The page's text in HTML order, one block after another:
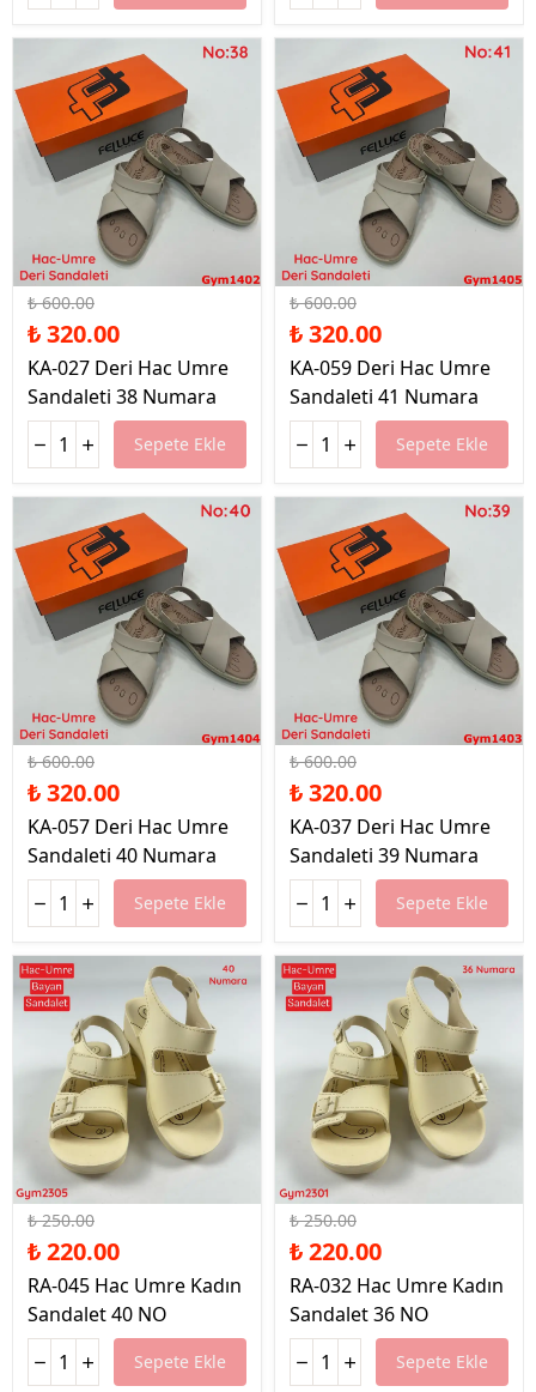
%47 İndirim
₺ 600.00
₺ 320.00
KA-027 Deri Hac Umre
Sandaleti 38 Numara
Sepete Ekle
%47 İndirim
₺ 600.00
₺ 320.00
KA-059 Deri Hac Umre
Sandaleti 41 Numara
Sepete Ekle
%47 İndirim
₺ 600.00
₺ 320.00
KA-057 Deri Hac Umre
Sandaleti 40 Numara
Sepete Ekle
%47 İndirim
₺ 600.00
₺ 320.00
KA-037 Deri Hac Umre
Sandaleti 39 Numara
Sepete Ekle
%12 İndirim
₺ 250.00
₺ 220.00
RA-045 Hac Umre Kadın
Sandalet 40 NO
Sepete Ekle
%12 İndirim
₺ 250.00
₺ 220.00
RA-032 Hac Umre Kadın
Sandalet 36 NO
Sepete Ekle